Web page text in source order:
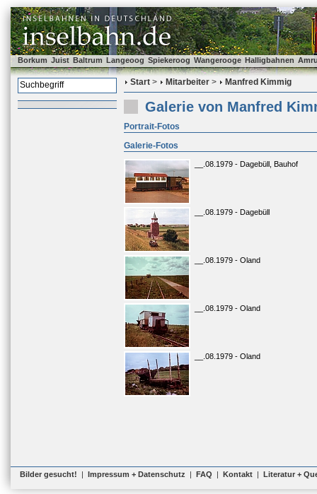
Borkum Juist Baltrum Langeoog Spiekeroog Wangerooge Halligbahnen
Start > Mitarbeiter > Manfred Kimmig
Galerie von Manfred
Portrait-Fotos
Galerie-Fotos
__.08.1979 - Dagebüll, Bauhof
__.08.1979 - Dagebüll
__.08.1979 - Oland
__.08.1979 - Oland
__.08.1979 - Oland
Bilder gesucht! | Impressum + Datenschutz | FAQ | Kontakt | Literatur +